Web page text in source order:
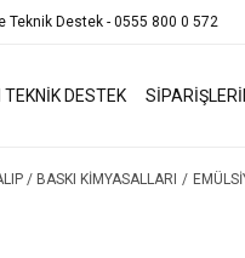
Teknik Destek - 0555 800 0 572
TEKNİK DESTEK
/ BASKI KİMYASALLARI